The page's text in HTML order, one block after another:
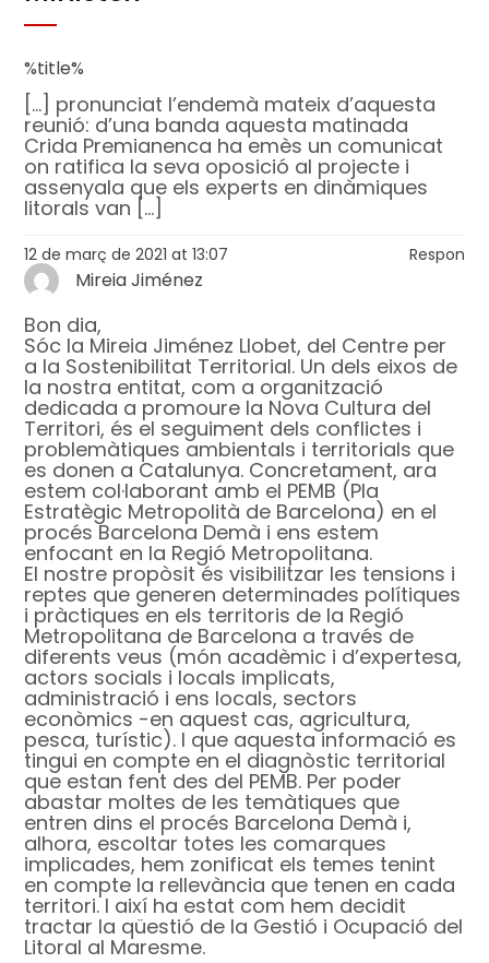
%title%
[…] pronunciat l’endemà mateix d’aquesta
reunió: d’una banda aquesta matinada
Crida Premianenca ha emès un comunicat
on ratifica la seva oposició al projecte i
assenyala que els experts en dinàmiques
litorals van […]
12 de març de 2021 at 13:07 Respon
Mireia Jiménez
Bon dia,
Sóc la Mireia Jiménez Llobet, del Centre per
a la Sostenibilitat Territorial. Un dels eixos de
la nostra entitat, com a organització
dedicada a promoure la Nova Cultura del
Territori, és el seguiment dels conflictes i
problemàtiques ambientals i territorials que
es donen a Catalunya. Concretament, ara
estem col·laborant amb el PEMB (Pla
Estratègic Metropolità de Barcelona) en el
procés Barcelona Demà i ens estem
enfocant en la Regió Metropolitana.
El nostre propòsit és visibilitzar les tensions i
reptes que generen determinades polítiques
i pràctiques en els territoris de la Regió
Metropolitana de Barcelona a través de
diferents veus (món acadèmic i d’expertesa,
actors socials i locals implicats,
administració i ens locals, sectors
econòmics -en aquest cas, agricultura,
pesca, turístic). I que aquesta informació es
tingui en compte en el diagnòstic territorial
que estan fent des del PEMB. Per poder
abastar moltes de les temàtiques que
entren dins el procés Barcelona Demà i,
alhora, escoltar totes les comarques
implicades, hem zonificat els temes tenint
en compte la rellevància que tenen en cada
territori. I així ha estat com hem decidit
tractar la qüestió de la Gestió i Ocupació del
Litoral al Maresme.